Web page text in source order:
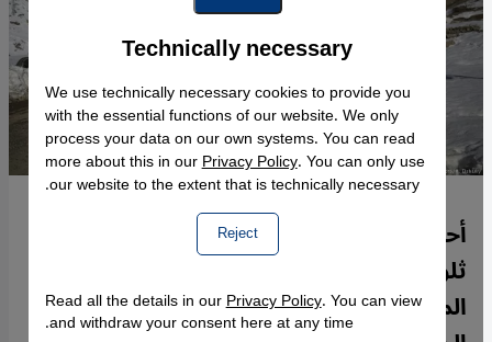
أحوال طقس جوية مريرة متسمة بتساقط
ثلوج كثيفة غير معتادة على جبال الأطلس
المغربية، تسلط الضوء بشدة على إهمال
Technically necessary
We use technically necessary cookies to provide you
with the essential functions of our website. We only
process your data on our own systems. You can read
more about this in ourPrivacy Policy. You can only use
our website to the extent that is technically necessary.
Reject
Google Maps Embed
Read all the details in ourPrivacy Policy. You can view
and withdraw your consent here at any time.